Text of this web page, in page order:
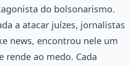
do bolsonarismo.
a atacar juízes, jornalistas
news, encontrou nele um
rende ao medo. Cada